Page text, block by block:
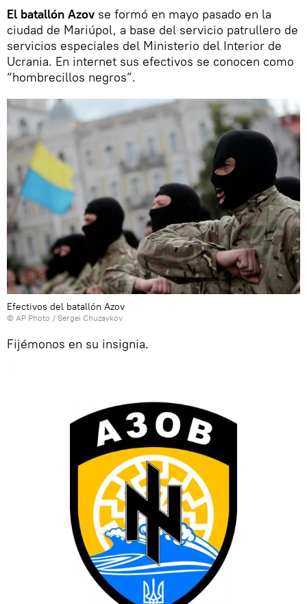
El batallón Azov se formó en mayo pasado en la
ciudad de Mariúpol, a base del servicio patrullero de
servicios especiales del Ministerio del Interior de
Ucrania. En internet sus efectivos se conocen como
“hombrecillos negros”.
Efectivos del batallón Azov
© AP Photo / Sergei Chuzavkov
Fijémonos en su insignia.